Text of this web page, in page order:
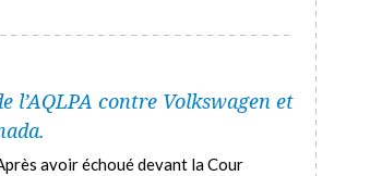
l’AQLPA contre Volkswagen et
avoir échoué devant la Cour